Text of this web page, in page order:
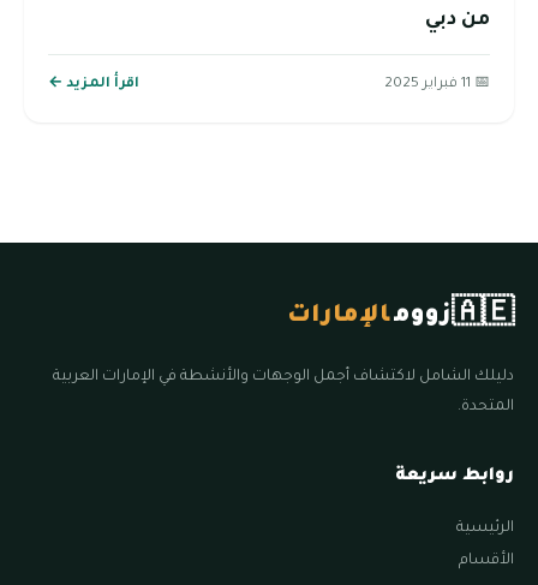
من دبي
📅 11 فبراير 2025 اقرأ المزيد ←
🇦🇪زوومالإمارات
دليلك الشامل لاكتشاف أجمل الوجهات والأنشطة في الإمارات العربية
المتحدة.
روابط سريعة
الرئيسية
الأقسام